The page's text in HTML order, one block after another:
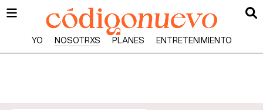
YO NOSOTRXS PLANES ENTRETENIMIENTO